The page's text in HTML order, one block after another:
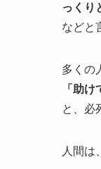
っくり
などと
多くの
「助
と、必
人間は